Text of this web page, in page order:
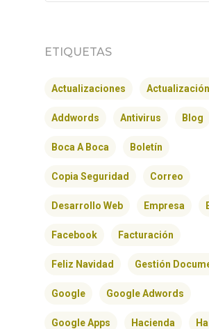
ETIQUETAS
Actualizaciones
Addwords Antivirus Blog
Boca A Boca Boletín
Copia Seguridad Correo
Desarrollo Web Empresa
Facebook Facturación
Feliz Navidad Gestión
Google Google Adwords
Google Apps Hacienda